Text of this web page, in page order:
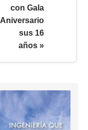
con Gala
Aniversario
sus 16
años »